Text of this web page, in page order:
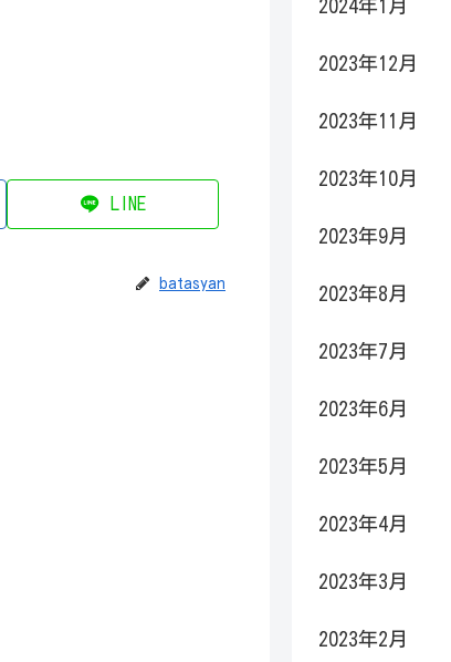
LINE
batasyan
2024年1月
2023年12月
2023年11月
2023年10月
2023年9月
2023年8月
2023年7月
2023年6月
2023年5月
2023年4月
2023年3月
2023年2月